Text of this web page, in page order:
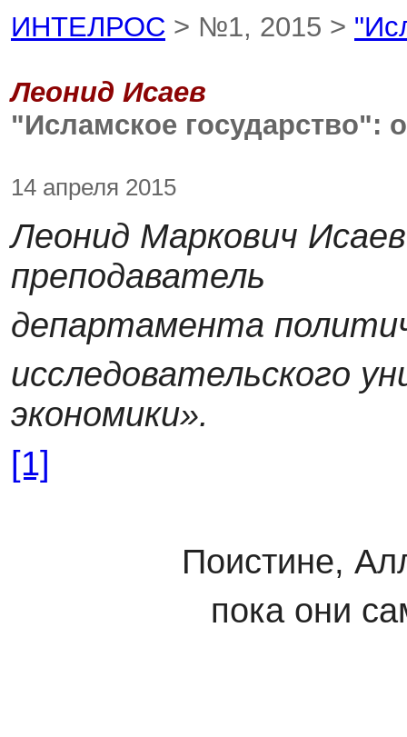
ИНТЕЛРОС > №1, 2015 >
Леонид Исаев
"Исламское государство":
14 апреля 2015
Леонид Маркович
преподаватель
департамента
исследовательского
экономики».
[1]
Поистине,
пока они